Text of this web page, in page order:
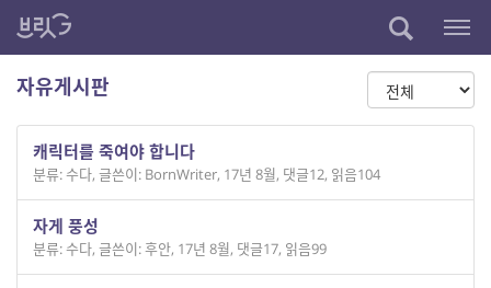
자유게시판
캐릭터를 죽여야 합니다
분류: 수다, 글쓴이: BornWriter, 17년 8월, 댓글12, 읽음104
자게 풍성
분류: 수다, 글쓴이: 후안, 17년 8월, 댓글17, 읽음99